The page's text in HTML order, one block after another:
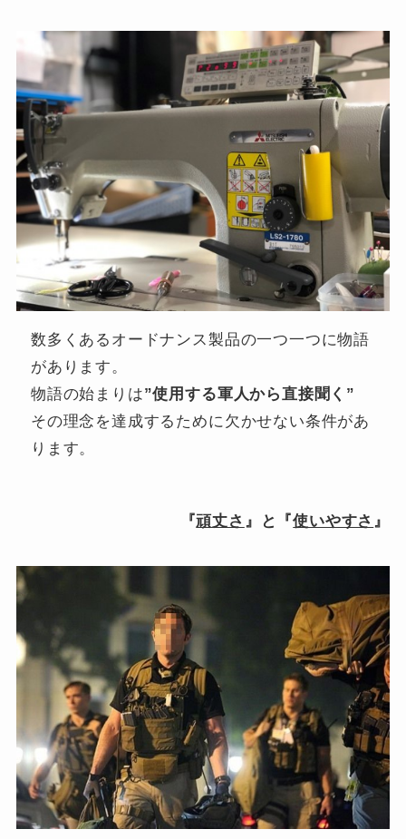
数多くあるオードナンス製品の一つ一つに物語
があります。
物語の始まりは”使用する軍人から直接聞く”
その理念を達成するために欠かせない条件があ
ります。
『頑丈さ 』と『使いやすさ 』